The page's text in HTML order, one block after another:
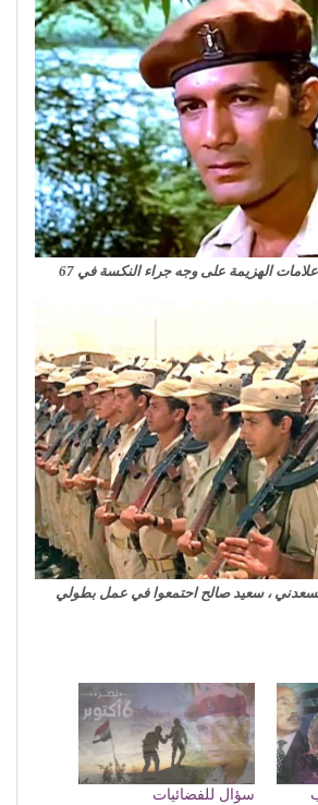
الهزيمة على وجه جراء النكسة في 67
، سعيد صالح احتمعوا في عمل بطولي
سؤال للفضائيات